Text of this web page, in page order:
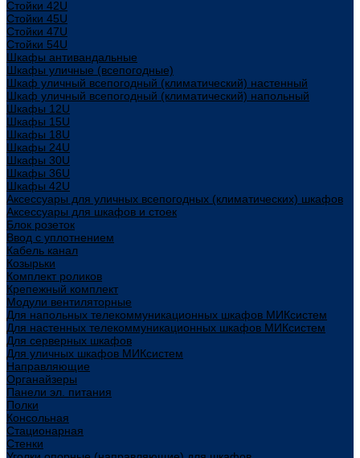
Стойки 42U
Стойки 45U
Стойки 47U
Стойки 54U
Шкафы антивандальные
Шкафы уличные (всепогодные)
Шкаф уличный всепогодный (климатический) настенный
Шкаф уличный всепогодный (климатический) напольный
Шкафы 12U
Шкафы 15U
Шкафы 18U
Шкафы 24U
Шкафы 30U
Шкафы 36U
Шкафы 42U
Аксессуары для уличных всепогодных (климатических) шкафов
Аксессуары для шкафов и стоек
Блок розеток
Ввод с уплотнением
Кабель канал
Козырьки
Комплект роликов
Крепежный комплект
Модули вентиляторные
Для напольных телекоммуникационных шкафов МИКсистем
Для настенных телекоммуникационных шкафов МИКсистем
Для серверных шкафов
Для уличных шкафов МИКсистем
Направляющие
Органайзеры
Панели эл. питания
Полки
Консольная
Стационарная
Стенки